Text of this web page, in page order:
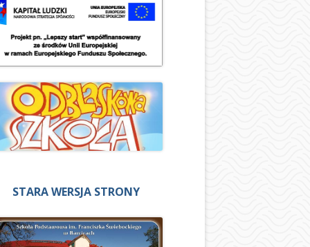
STARA WERSJA STRONY